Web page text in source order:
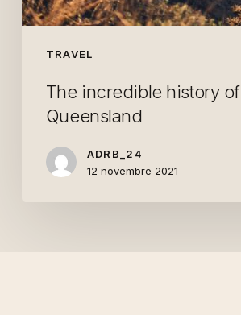
TRAVEL
The incredible history of
Queensland
ADRB_24
12 novembre 2021